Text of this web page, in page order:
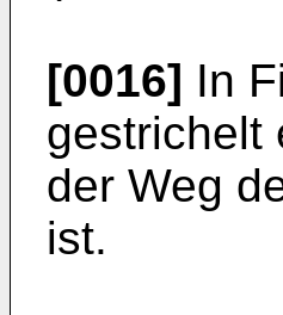
[0016] In
gestrichelt
der Weg
ist.